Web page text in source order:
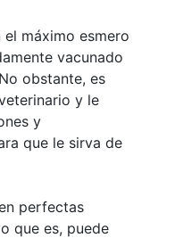
máximo esmero
vacunado
obstante, es
y le
y
que le sirva de
perfectas
que es, puede